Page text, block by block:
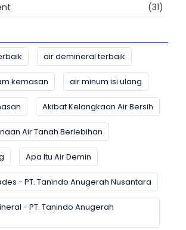
(31)
air demineral terbaik
kemasan air minum isi ulang
Akibat Kelangkaan Air Bersih
Air Tanah Berlebihan
Apa Itu Air Demin
- PT. Tanindo Anugerah Nusantara
- PT. Tanindo Anugerah